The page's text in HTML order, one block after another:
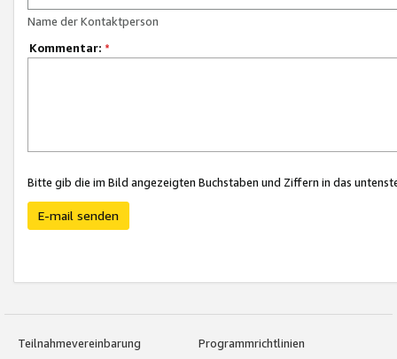
Name der Kontaktperson
Kommentar: *
Bitte gib die im Bild angezeigten Buchstaben und Ziffern in das
E-mail senden
Teilnahmevereinbarung
Programmrichtlinien